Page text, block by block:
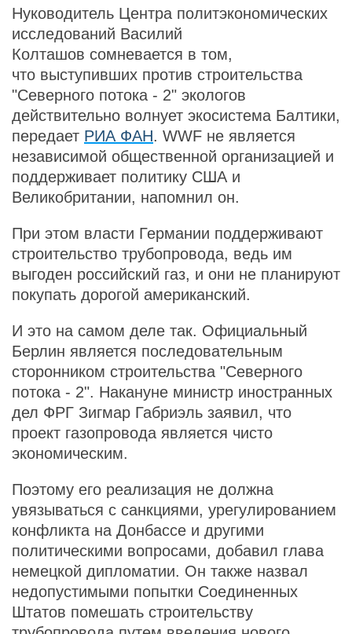
Hуководитель Центра политэкономических
исследований Василий
Колташов сомневается в том,
что выступивших против строительства
"Северного потока - 2" экологов
действительно волнует экосистема Балтики,
передает РИА ФАН. WWF не является
независимой общественной организацией и
поддерживает политику США и
Великобритании, напомнил он.
При этом власти Германии поддерживают
строительство трубопровода, ведь им
выгоден российский газ, и они не планируют
покупать дорогой американский.
И это на самом деле так. Официальный
Берлин является последовательным
сторонником строительства "Северного
потока - 2". Накануне министр иностранных
дел ФРГ Зигмар Габриэль заявил, что
проект газопровода является чисто
экономическим.
Поэтому его реализация не должна
увязываться с санкциями, урегулированием
конфликта на Донбассе и другими
политическими вопросами, добавил глава
немецкой дипломатии. Он также назвал
недопустимыми попытки Соединенных
Штатов помешать строительству